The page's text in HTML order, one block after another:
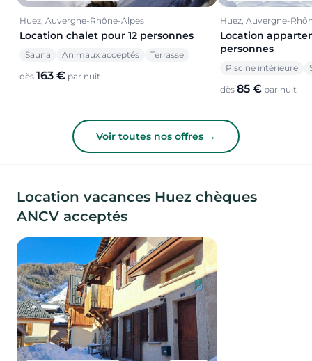
Huez, Auvergne-Rhône-Alpes
Location chalet pour 12 personnes
Sauna Animaux acceptés Terrasse
dès 163 € par nuit
Huez, Auvergne-
Location
personnes
Piscine intérieure
dès 85 € par nuit
Voir toutes nos offres →
Location vacances Huez chèques
ANCV acceptés